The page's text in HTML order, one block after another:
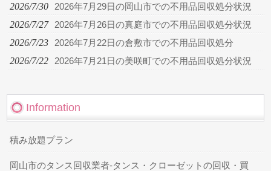
2026/7/30 2026年7月29日の岡山市での不用品回収処分状況
2026/7/27 2026年7月26日の真庭市での不用品回収処分状況
2026/7/23 2026年7月22日の倉敷市での不用品回収処分
2026/7/22 2026年7月21日の美咲町での不用品回収処分状況
Information
積み放題プラン
岡山市のタンス回収業者-タンス・クローゼットの回収・買